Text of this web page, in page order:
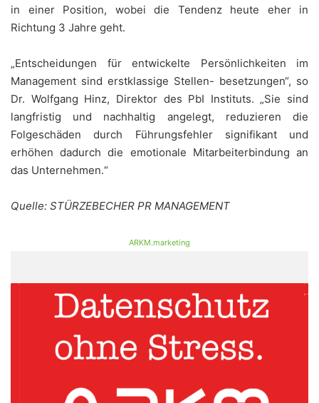
in einer Position, wobei die Tendenz heute eher in
Richtung 3 Jahre geht.
„Entscheidungen für entwickelte Persönlichkeiten im
Management sind erstklassige Stellen- besetzungen“, so
Dr. Wolfgang Hinz, Direktor des PbI Instituts. „Sie sind
langfristig und nachhaltig angelegt, reduzieren die
Folgeschäden durch Führungsfehler signifikant und
erhöhen dadurch die emotionale Mitarbeiterbindung an
das Unternehmen.“
Quelle: STÜRZEBECHER PR MANAGEMENT
ARKM.marketing